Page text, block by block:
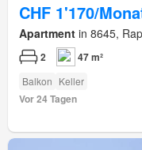
CHF 1'170/
Apartment in 8645,
2 47 m²
Balkon Keller
Vor 24 Tagen